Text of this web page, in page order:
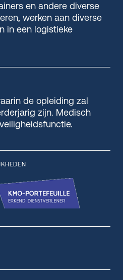
en andere diverse
werken aan diverse
in een logistieke
de opleiding zal
zijn. Medisch